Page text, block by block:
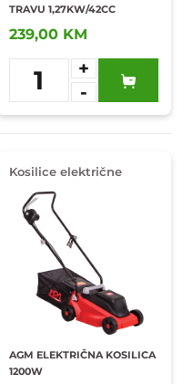
TRAVU 1,27KW/42CC
239,00 KM
1
+
-
Dodaj u
omiljene
Kosilice električne
AGM ELEKTRIČNA KOSILICA
1200W